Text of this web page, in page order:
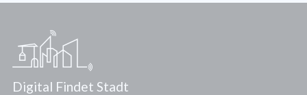
Digital Findet Stadt